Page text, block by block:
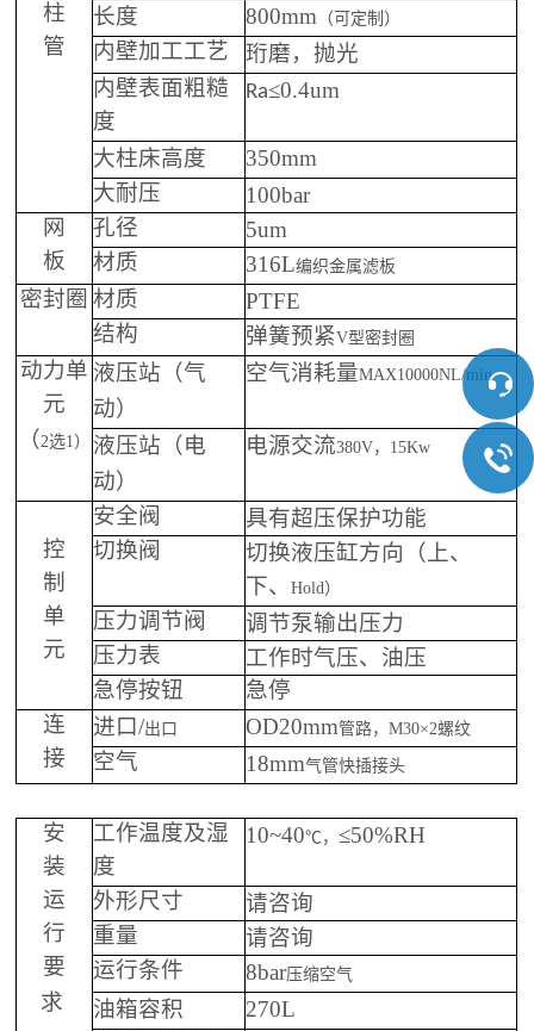
柱
管
长度
800mm （可定制）
内壁加工工艺 珩磨 ，抛光
内壁表面粗糙
度
Ra≤0.4um
大柱床高度 350mm
大耐压 100bar
网
板
孔径 5um
材质 316L编织金属滤板
密封圈 材质 PTFE
结构 弹簧预紧V型密封圈
动力单
元
（2选1）
液压站 （气
动）
空气消耗量MAX10000NL/min
液压站 （ 电
动）
电源交流380V， 15Kw
控
制
单
元
安全阀 具有超压保护功能
切换阀
切换液压缸方向（上、
下、Hold）
压力调节阀 调节泵输出压力
压力表 工作时气压、油压
急停按钮
急停
连
接
进口/出口 OD20mm管路，M30×2螺纹
空气 18mm气管快插接头
安
装
运
行
要
求
工作温度及湿
度
10~40℃，≤50%RH
外形尺寸 请咨询
重量 请咨询
运行条件 8bar压缩空气
油箱容积 270L